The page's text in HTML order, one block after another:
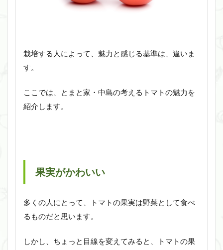
栽培する人によって、魅力と感じる基準は、違いま
す。
ここでは、とまと家・中島の考えるトマトの魅力を
紹介します。
果実がかわいい
多くの人にとって、トマトの果実は野菜として食べ
るものだと思います。
しかし、ちょっと目線を変えてみると、トマトの果